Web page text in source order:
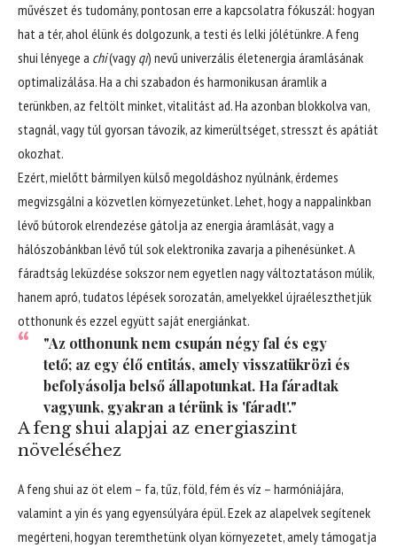
művészet és tudomány, pontosan erre a kapcsolatra fókuszál: hogyan
hat a tér, ahol élünk és dolgozunk, a testi és lelki jólétünkre. A feng
shui lényege a chi(vagy qi) nevű univerzális életenergia áramlásának
optimalizálása. Ha a chi szabadon és harmonikusan áramlik a
terünkben, az feltölt minket, vitalitást ad. Ha azonban blokkolva van,
stagnál, vagy túl gyorsan távozik, az kimerültséget, stresszt és apátiát
okozhat.
Ezért, mielőtt bármilyen külső megoldáshoz nyúlnánk, érdemes
megvizsgálni a közvetlen környezetünket. Lehet, hogy a nappalinkban
lévő bútorok elrendezése gátolja az energia áramlását, vagy a
hálószobánkban lévő túl sok elektronika zavarja a pihenésünket. A
fáradtság leküzdése sokszor nem egyetlen nagy változtatáson múlik,
hanem apró, tudatos lépések sorozatán, amelyekkel újraéleszthetjük
otthonunk és ezzel együtt saját energiánkat.
"Az otthonunk nem csupán négy fal és egy
tető; az egy élő entitás, amely visszatükrözi és
befolyásolja belső állapotunkat. Ha fáradtak
vagyunk, gyakran a térünk is 'fáradt'."
A feng shui alapjai az energiaszint
növeléséhez
A feng shui az öt elem – fa, tűz, föld, fém és víz – harmóniájára,
valamint a yin és yang egyensúlyára épül. Ezek az alapelvek segítenek
megérteni, hogyan teremthetünk olyan környezetet, amely támogatja